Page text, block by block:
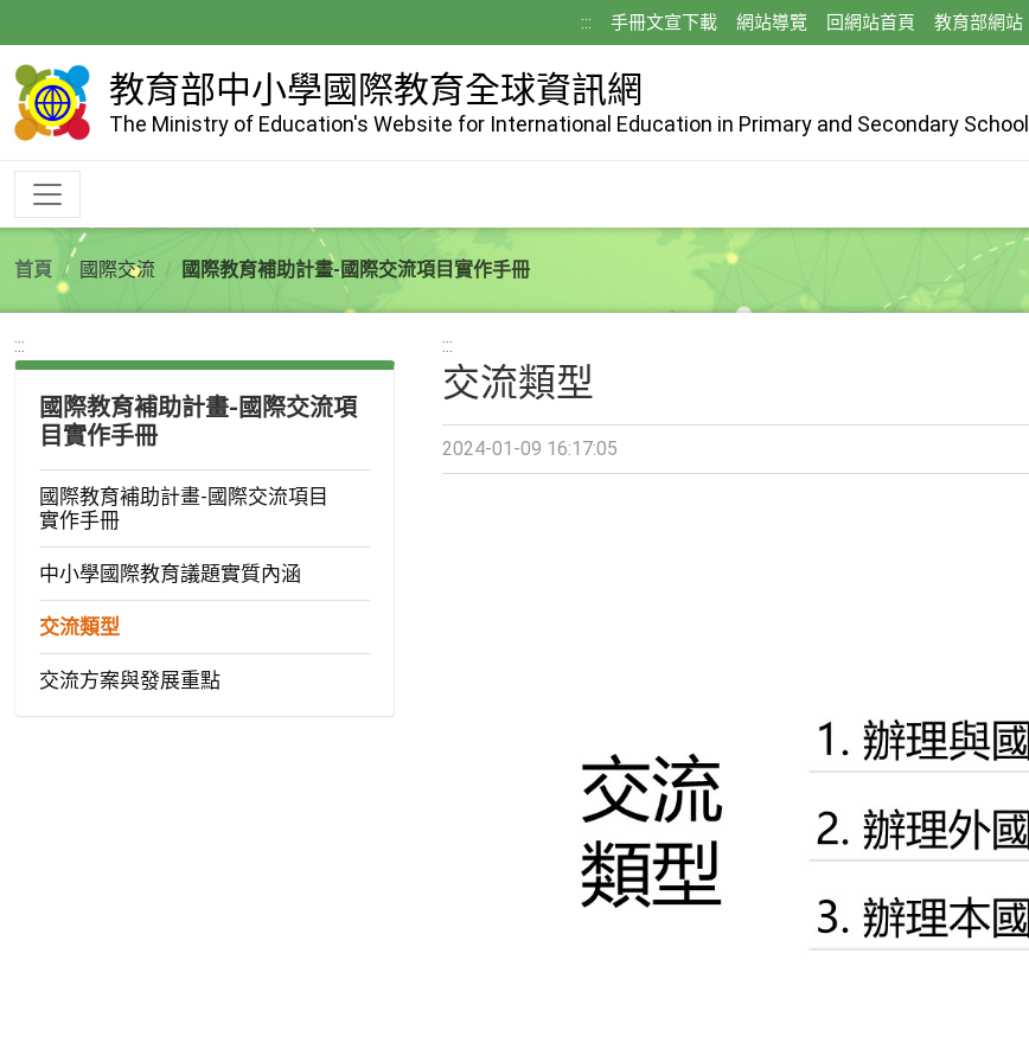
到
主
內
::: 手冊文宣下載 網站導覽 回網站首頁 教育部網站
教育部中小學國際教育全球資訊網
The Ministry of Education's Website for International Education in Primary and Secondary School
首頁 國際交流 國際教育補助計畫-國際交流項目實作手冊
:::
國際教育補助計畫-國際交流項
目實作手冊
國際教育補助計畫-國際交流項目
實作手冊
中小學國際教育議題實質內涵
交流類型
交流方案與發展重點
:::
交流類型
2024-01-09 16:17:05